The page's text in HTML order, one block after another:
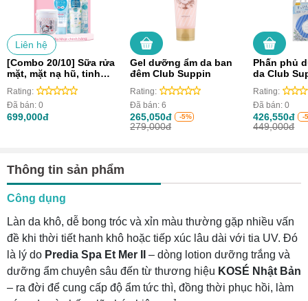
Liên hệ
[Combo 20/10] Sữa rửa
mặt, mặt nạ hũ, tinh
chất chống nắng nâng
tông dịu sắc tố đỏ trên
da
Rating:
Đã bán: 0
699,000đ
Gel dưỡng ẩm da ban
đêm Club Suppin
Rating:
Đã bán:6
265,050đ -5%
279,000đ
Phấn phủ
da Club
Powder
Rating:
Đã bán:0
426,550đ -
449,000đ
Thông tin sản phẩm
Công dụng
Làn da khô, dễ bong tróc và xỉn màu thường gặp nhiều vấn
đề khi thời tiết hanh khô hoặc tiếp xúc lâu dài với tia UV. Đó
là lý do Predia Spa Et Mer II
– dòng lotion dưỡng trắng và
dưỡng ẩm chuyên sâu đến từ thương hiệu KOSÉ Nhật Bản
– ra đời để cung cấp độ ẩm tức thì, đồng thời phục hồi, làm